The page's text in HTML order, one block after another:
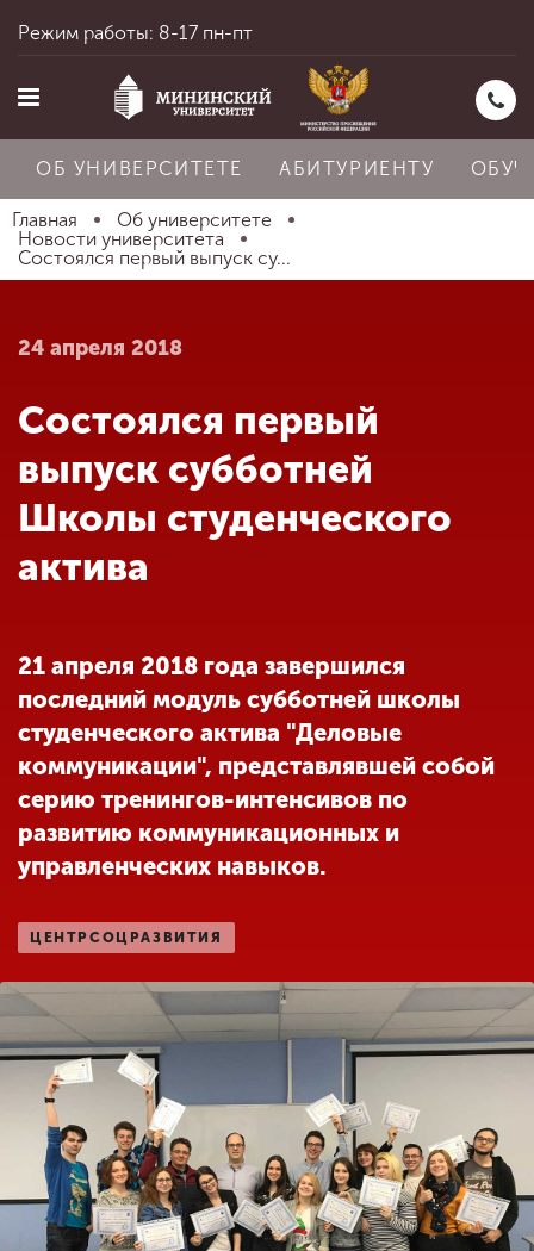
Главная
Абитуриенту
Обучение
Международная
деятельность
Другие виды
деятельности
Студенческая жизнь
Сведения об
образовательной
организации
ENG SPN CHI
Режим работы: 8-17 пн-пт
ОБ УНИВЕРСИТЕТЕ АБИТУРИЕНТУ
Главная
Об университете
Новости университета
Состоялся первый выпуск су...
24 апреля 2018
Состоялся первый
выпуск субботней
Школы студенческого
актива
21 апреля 2018 года завершился
последний модуль субботней школы
студенческого актива "Деловые
коммуникации", представлявшей собой
серию тренингов-интенсивов по
развитию коммуникационных и
управленческих навыков.
ЦЕНТРСОЦРАЗВИТИЯ